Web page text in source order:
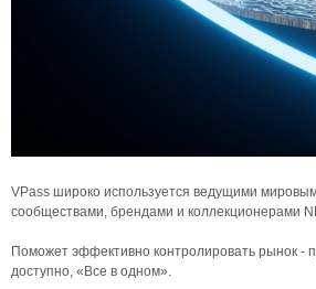
VPass широко используется ведущими
сообществами, брендами и коллекционерами
Поможет эффективно контролировать рынок -
доступно, «Все в одном».